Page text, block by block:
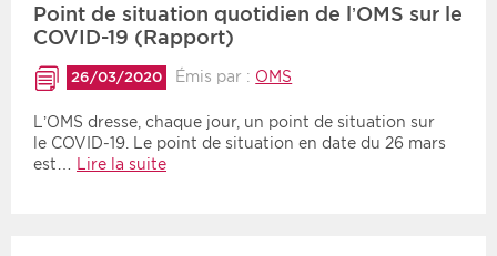
Point de situation quotidien de l’OMS sur le
COVID-19 (Rapport)
26/03/2020 Émis par : OMS
L’OMS dresse, chaque jour, un point de situation sur
le COVID-19. Le point de situation en date du 26 mars
est…
Lire la suite